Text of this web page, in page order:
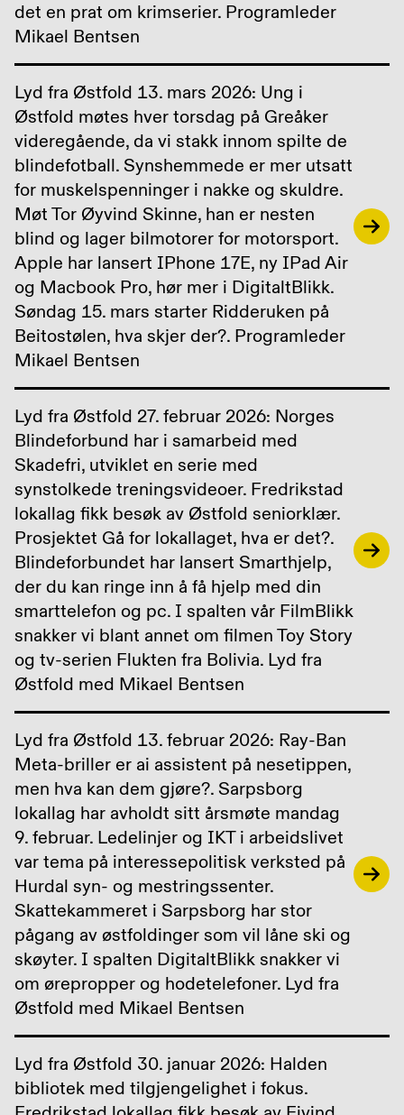
det en prat om krimserier. Programleder
Mikael Bentsen
Lyd fra Østfold 13. mars 2026: Ung i
Østfold møtes hver torsdag på Greåker
videregående, da vi stakk innom spilte de
blindefotball. Synshemmede er mer utsatt
for muskelspenninger i nakke og skuldre.
Møt Tor Øyvind Skinne, han er nesten
blind og lager bilmotorer for motorsport.
Apple har lansert IPhone 17E, ny IPad Air
og Macbook Pro, hør mer i DigitaltBlikk.
Søndag 15. mars starter Ridderuken på
Beitostølen, hva skjer der?. Programleder
Mikael Bentsen
Lyd fra Østfold 27. februar 2026: Norges
Blindeforbund har i samarbeid med
Skadefri, utviklet en serie med
synstolkede treningsvideoer. Fredrikstad
lokallag fikk besøk av Østfold seniorklær.
Prosjektet Gå for lokallaget, hva er det?.
Blindeforbundet har lansert Smarthjelp,
der du kan ringe inn å få hjelp med din
smarttelefon og pc. I spalten vår FilmBlikk
snakker vi blant annet om filmen Toy Story
og tv-serien Flukten fra Bolivia. Lyd fra
Østfold med Mikael Bentsen
Lyd fra Østfold 13. februar 2026: Ray-Ban
Meta-briller er ai assistent på nesetippen,
men hva kan dem gjøre?. Sarpsborg
lokallag har avholdt sitt årsmøte mandag
9. februar. Ledelinjer og IKT i arbeidslivet
var tema på interessepolitisk verksted på
Hurdal syn- og mestringssenter.
Skattekammeret i Sarpsborg har stor
pågang av østfoldinger som vil låne ski og
skøyter. I spalten DigitaltBlikk snakker vi
om ørepropper og hodetelefoner. Lyd fra
Østfold med Mikael Bentsen
Lyd fra Østfold 30. januar 2026: Halden
bibliotek med tilgjengelighet i fokus.